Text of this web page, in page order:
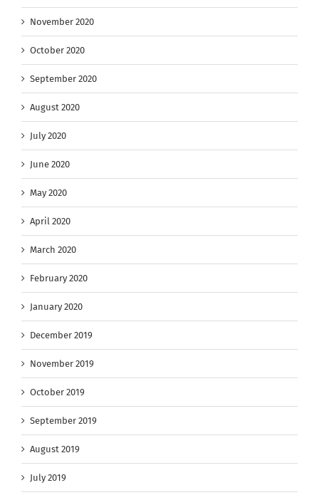
November 2020
October 2020
September 2020
August 2020
July 2020
June 2020
May 2020
April 2020
March 2020
February 2020
January 2020
December 2019
November 2019
October 2019
September 2019
August 2019
July 2019